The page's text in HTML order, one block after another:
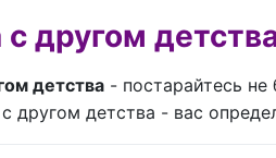
другом
детства - постарайтесь не
другом детства - вас